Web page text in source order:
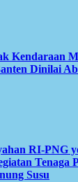
Kendaraan
Dinilai
RI-PNG
Tenaga
Susu